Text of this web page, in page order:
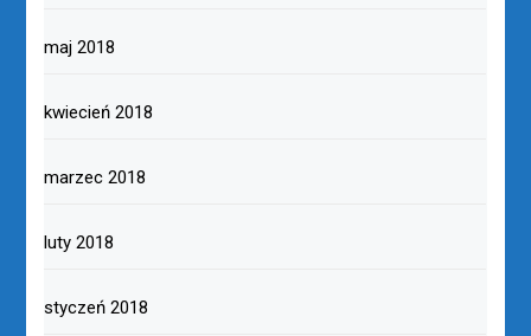
maj 2018
kwiecień 2018
marzec 2018
luty 2018
styczeń 2018